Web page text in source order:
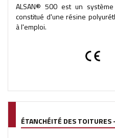
ALSAN® 500 est un
constitué d'une résine
à l'emploi.
ÉTANCHÉITÉ DES TOITURES